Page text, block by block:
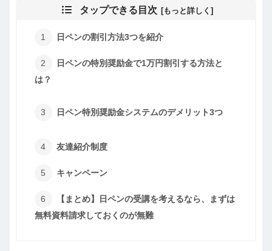
タップできる目次
日ペンの割引方法3つを紹介
日ペンの特別奨励金で1万円割引する方法と
は？
日ペン特別奨励金システムのデメリット3つ
友達紹介制度
キャンペーン
【まとめ】日ペンの受講を考えるなら、まずは
無料資料請求しておくのが無難